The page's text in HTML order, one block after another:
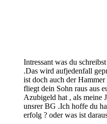
Intressant was du
.Das wird aufjedenfall
ist doch auch der
fliegt dein Sohn raus aus
Azubigeld hat , als meine
unsrer BG .Ich hoffe du
erfolg ? oder was ist